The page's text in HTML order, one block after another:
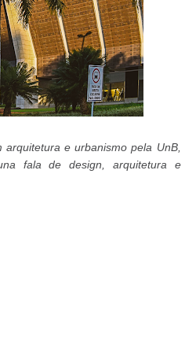
arquitetura e urbanismo pela UnB,
fala de design, arquitetura e